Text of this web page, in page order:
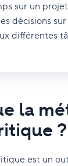
sur un
décisions
différentes
la
?
est un